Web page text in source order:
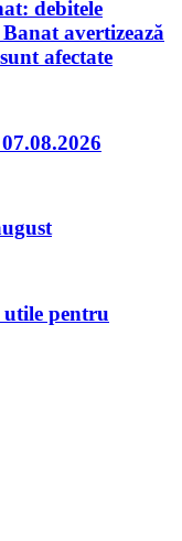
debitele
avertizează
afectate
pentru